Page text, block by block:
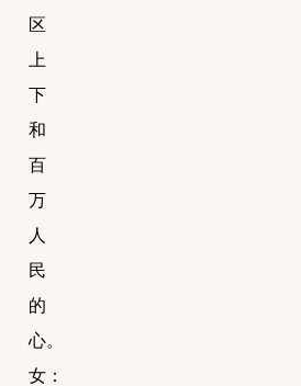
区
上
下
和
百
万
人
民
的
心。
女：